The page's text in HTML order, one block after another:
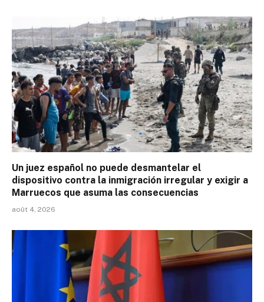
Un juez español no puede desmantelar el
dispositivo contra la inmigración irregular y exigir a
Marruecos que asuma las consecuencias
août 4, 2026